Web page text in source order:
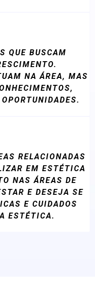
QUE BUSCAM
NA ÁREA, MAS
RELACIONADAS
EM ESTÉTICA
NAS ÁREAS DE
E DESEJA SE
E CUIDADOS
ESTÉTICA.